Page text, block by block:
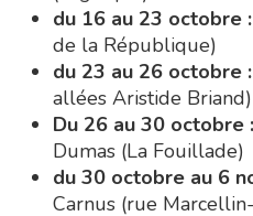
Carnus (rue
du 6 au 9 novembre
pharmacie Fontanges
Le 9 novembre :
(La Fouillade)
du 9 au 13 novembre :
(Laguépie)
du 13 au 20